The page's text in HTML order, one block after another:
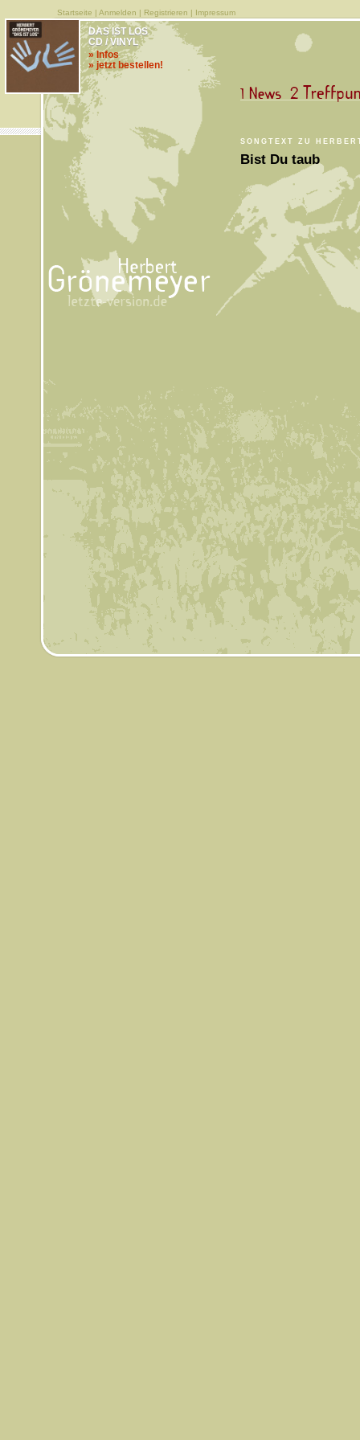
Startseite | Anmelden | Registrieren | Impressum
SONGTEXT ZU
Bist Du taub
DAS IST LOS
CD / VINYL
» Infos
» jetzt bestellen!